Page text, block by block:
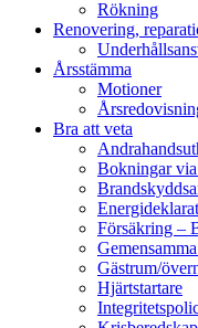
Rökning
Renovering,
Årsstämma
Motioner
Bra att veta
Bokningar
Försäkring –
Gästrum/
Hjärtstartare